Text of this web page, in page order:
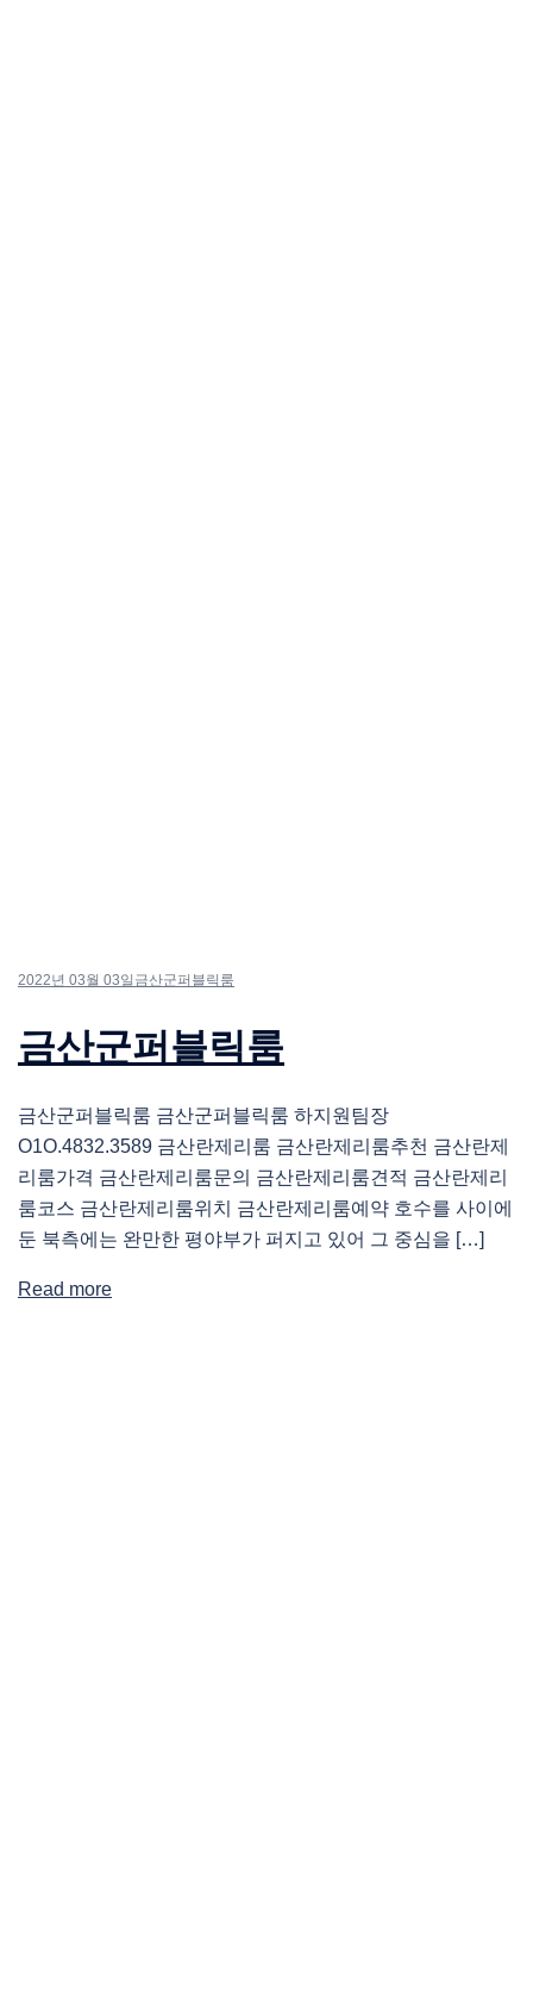
2022년 03월 03일 금산군퍼블릭룸
금산군퍼블릭룸
금산군퍼블릭룸 금산군퍼블릭룸 하지원팀장
O1O.4832.3589 금산란제리룸 금산란제리룸추천 금산란제
리룸가격 금산란제리룸문의 금산란제리룸견적 금산란제리
룸코스 금산란제리룸위치 금산란제리룸예약 호수를 사이에
둔 북측에는 완만한 평야부가 퍼지고 있어 그 중심을 […]
Read more